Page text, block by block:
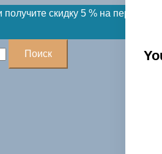
скидку 5 % на первый
Поиск